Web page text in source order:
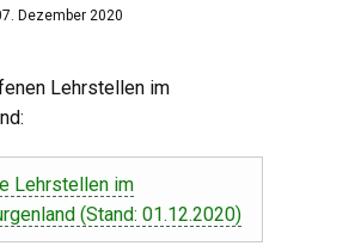
Dezember 2020
Lehrstellen im
Lehrstellen im
(Stand: 01.12.2020)